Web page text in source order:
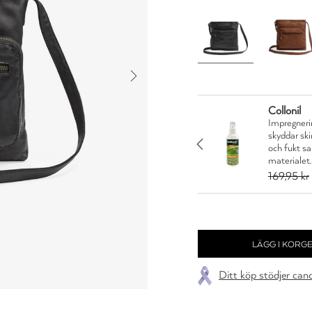
är en vårdande creme
Skyddar och
kr
Collonil
skyddar
och fukt
materialet.
169,95 kr
Ditt köp stödjer